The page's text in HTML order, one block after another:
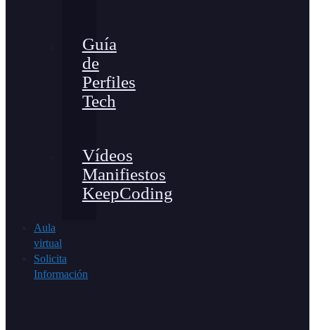
Guía
de
Perfiles
Tech
Vídeos
Manifiestos
KeepCoding
Aula
virtual
Solicita
Información